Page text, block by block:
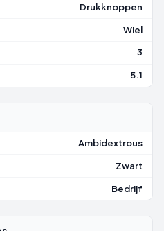
Drukknoppen
Wiel
3
5.1
Ambidextrous
Zwart
Bedrijf